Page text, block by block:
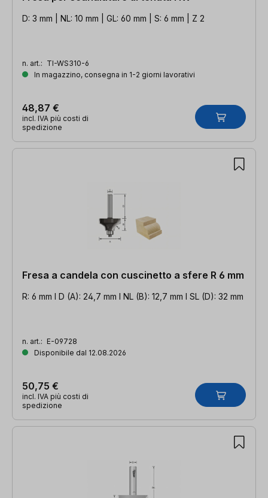
D: 3 mm | NL: 10 mm | GL: 60 mm | S: 6 mm | Z 2
n. art.: TI-WS310-6
In magazzino, consegna in 1-2 giorni lavorativi
48,87 €
incl. IVA più costi di
spedizione
Fresa a candela con cuscinetto a sfere R 6 mm
R: 6 mm l D (A): 24,7 mm l NL (B): 12,7 mm l SL (D): 32 mm
n. art.: E-09728
Disponibile dal 12.08.2026
50,75 €
incl. IVA più costi di
spedizione